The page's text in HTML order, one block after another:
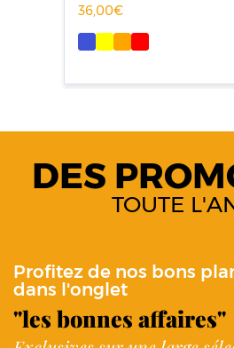
36,00
DES
TOUTE
Profitez de nos bons
dans l'onglet
"les bonnes affaires"